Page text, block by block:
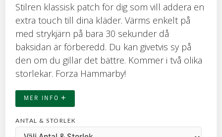
Stilren klassisk patch för dig som vill addera en
extra touch till dina kläder. Värms enkelt på
med strykjärn på bara 30 sekunder då
baksidan är förberedd. Du kan givetvis sy på
den om du gillar det bättre. Kommer i två olika
storlekar. Forza Hammarby!
MER INFO +
ANTAL & STORLEK